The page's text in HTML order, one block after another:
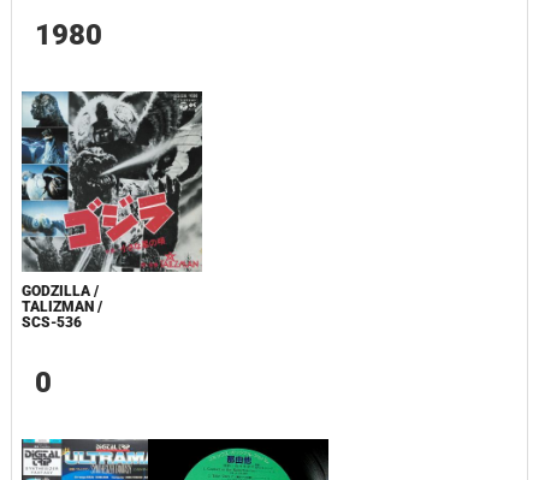
1980
GODZILLA /
TALIZMAN /
SCS-536
0